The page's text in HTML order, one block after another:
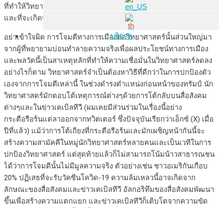
บริจาค
ที่ทำให้วิทยาศาสตร์และผู้ปฏิบัติมีแนวโน้มที่จะถูกโจมตีอย่างต่อเนื่อง
และที่จะเกิดขึ้นในอนาคตด้วย
อย่าเข้าใจผิด การโจมตีทางการเมืองต่อวิทยาศาสตร์นั้นส่วนใหญ่มา
จากผู้ที่พยายามบ่อนทำลายความจริงเพื่อผลประโยชน์ทางการเมือง
และพลวัตนี้เป็นสาเหตุหลักที่ทำให้ความเชื่อมั่นในวิทยาศาสตร์ลดลง
อย่างไรก็ตาม วิทยาศาสตร์จำเป็นต้องหาวิธีที่ดีกว่าในการปกป้องตัว
เองจากการโจมตีเหล่านี้ ในช่วงดำรงตำแหน่งก่อนหน้าของทรัมป์ นัก
วิทยาศาสตร์มักตอบโต้เหตุการณ์ต่างๆด้วยการโต้กลับบนสื่อสังคม
ต่างๆและในข่าวเคเบิลทีวี (ผมเคยมีส่วนร่วมในเรื่องนี้อย่าง
กระตือรือร้นแต่ลาออกจากทวิตเตอร์ ซึ่งปัจจุบันเรียกว่าเอ็กซ์ (X) เมื่อ
ปีที่แล้ว) แม้ว่าการโต้เถียงที่กระตือรือร้นและมักเผชิญหน้ากันนี้จะ
สร้างความสามัคคีในหมู่นักวิทยาศาสตร์หลายคนและเป็นเวทีในการ
ปกป้องวิทยาศาสตร์ แต่สุดท้ายแล้วก็ไม่สามารถโน้มน้าวสาธารณชน
ได้ว่าการโจมตีนั้นไม่มีมูลความจริง ตัวอย่างเช่น ชาวอเมริกันเกือบ
20% ปฏิเสธที่จะรับวัคซีนโควิด-19 ความล้มเหลวนี้อาจเกิดจาก
ลักษณะของสื่อสังคมและข่าวเคเบิลทีวี อัลกอริทึมของสื่อสังคมพัฒนา
ขึ้นเพื่อสร้างความแตกแยก และข่าวเคเบิลทีวีก็เติบโตจากความขัด